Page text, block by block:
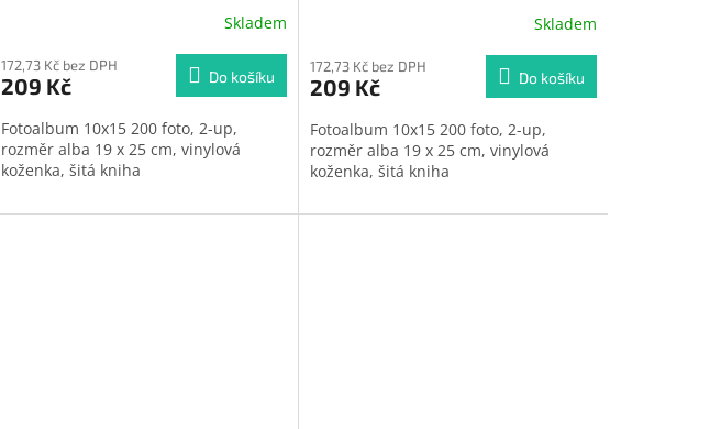
Skladem
172,73 Kč bez DPH
209 Kč Do košíku
Fotoalbum 10x15 200 foto, 2-up,
rozměr alba 19 x 25 cm, vinylová
koženka, šitá kniha
produktu
je
z
5
hvězdiček.
Skladem
172,73 Kč bez DPH
209 Kč Do košíku
Fotoalbum 10x15 200 foto, 2-up,
rozměr alba 19 x 25 cm, vinylová
koženka, šitá kniha